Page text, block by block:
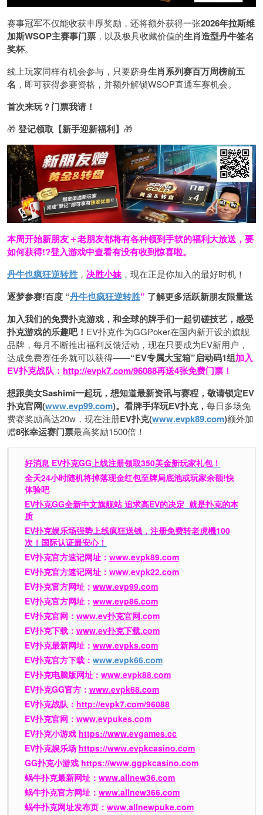
赛事冠军不仅能收获丰厚奖励，还将额外获得一张2026年拉斯维
加斯WSOP主赛事门票 ，以及极具收藏价值的生肖造型丹牛签名
奖杯。
线上玩家同样有机会参与，只要跻身生肖系列赛百万周榜前五
名 ，即可获得参赛资格，并额外解锁WSOP直通车赛机会。
首次来玩？门票我请！
🎁 登记领取【新手迎新福利】 🎁
本周开始新朋友＋老朋友都将有各种领到手软的福利大放送，要
如何获得!?登入游戏中查看有没有收到惊喜啦。
丹牛也疯狂逆转胜， 决胜小妹，现在正是你加入的最好时机！
逐梦参赛!百度 “丹牛也疯狂逆转胜” 了解更多活跃新朋友限量送
加入我们的免费扑克游戏，和全球的牌手们一起切磋技艺，感受
扑克游戏的乐趣吧！ EV扑克作为GGPoker在国内新开设的旗舰
品牌，每月不断推出福利反馈活动，现在只要成为EV新用户，
达成免费赛任务就可以获得——“EV专属大宝箱”启动码1组加入
EV扑克战队： http://evpk7.com/96088再送4张免费门票！
想跟美女Sashimi一起玩， 想知道最新资讯与赛程， 敬请锁定EV
扑克官网(www.evp99.com)。 看牌手痒玩EV扑克， 每日多场免
费赛奖励高达20w，现在注册EV扑克(www.evpk89.com)额外加
赠8张幸运赛门票最高奖励1500倍！
好消息 EV扑克GG上线注册领取350美金新玩家礼包！
全天24小时随机将掉落现金红包至牌局底池或玩家余额!快
体验吧
EV扑克GG全新中文旗舰站追求高EV的决定 就是扑克的本
质
EV扑克娱乐场强势上线疯狂送钱，注册免费转老虎機100
次！国际认证最安心！
EV扑克官方速记网址： www.evpk89.com
EV扑克官方速记网址： www.evpk22.com
EV扑克官方网址： www.evp99.com
EV扑克官方网址： www.evp86.com
EV扑克官网： www.ev扑克官网.com
EV扑克下载： www.ev扑克下载.com
EV扑克最新网址： www.evpks.com
EV扑克官方下载： www.evpk66.com
EV扑克电脑版网址： www.evpk88.com
EV扑克GG官方： www.evpk68.com
EV扑克战队： http://evpk7.com/96088
EV扑克官网： www.evpukes.com
EV扑克小游戏 https://www.evgames.cc
EV扑克娱乐场 https://www.evpkcasino.com
GG扑克小游戏 https://www.ggpkcasino.com
蜗牛扑克最新网址： www.allnew36.com
蜗牛扑克官方网址： www.allnew366.com
蜗牛扑克网址发布页： www.allnewpuke.com